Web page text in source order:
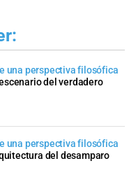
una perspectiva filosófica
del verdadero
una perspectiva filosófica
del desamparo